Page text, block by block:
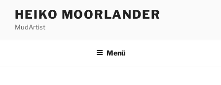
Inhalt
springen
HEIKO MOORLANDER
MudArtist
Menü